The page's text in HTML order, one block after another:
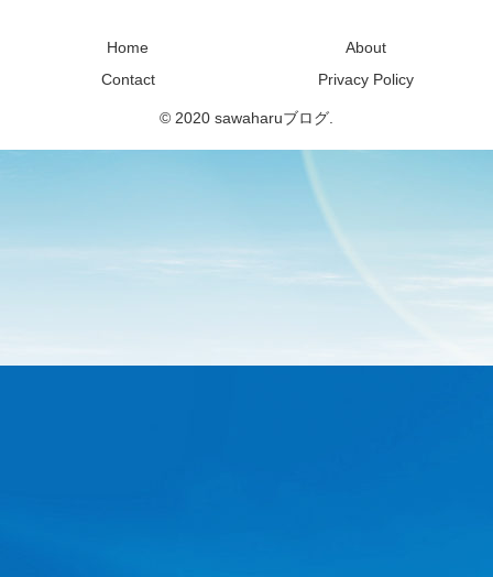
Home
About
Contact
Privacy Policy
© 2020 sawaharuブログ.